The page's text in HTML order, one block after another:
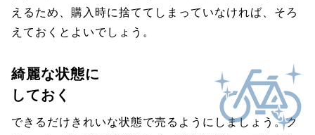
えるため、購入時に捨ててしまっていなければ、そろ
えておくとよいでしょう。
綺麗な状態に
しておく
できるだけきれいな状態で売るようにしましょう。ク